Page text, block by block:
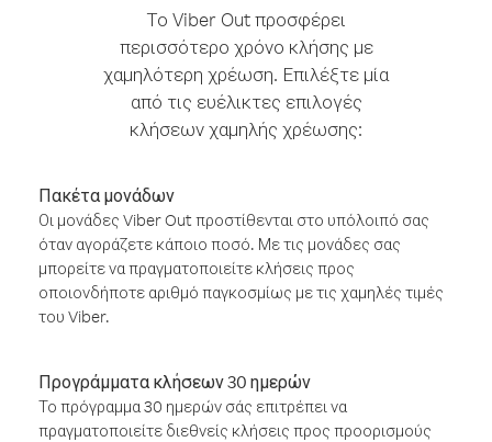
Το Viber Out προσφέρει
περισσότερο χρόνο κλήσης με
χαμηλότερη χρέωση. Επιλέξτε μία
από τις ευέλικτες επιλογές
κλήσεων χαμηλής χρέωσης:
Πακέτα μονάδων
Οι μονάδες Viber Out προστίθενται στο υπόλοιπό σας
όταν αγοράζετε κάποιο ποσό. Με τις μονάδες σας
μπορείτε να πραγματοποιείτε κλήσεις προς
οποιονδήποτε αριθμό παγκοσμίως με τις χαμηλές τιμές
του Viber.
Προγράμματα κλήσεων 30 ημερών
Το πρόγραμμα 30 ημερών σάς επιτρέπει να
πραγματοποιείτε διεθνείς κλήσεις προς προορισμούς